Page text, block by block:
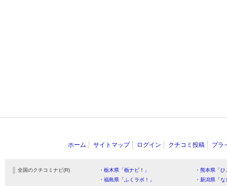
ホーム サイトマップ ログイン クチコミ投稿 プラ
全国のクチコミナビ(R) ・栃木県「栃ナビ！」
・熊本県「
・福島県「ふくラボ！」
・新潟県「